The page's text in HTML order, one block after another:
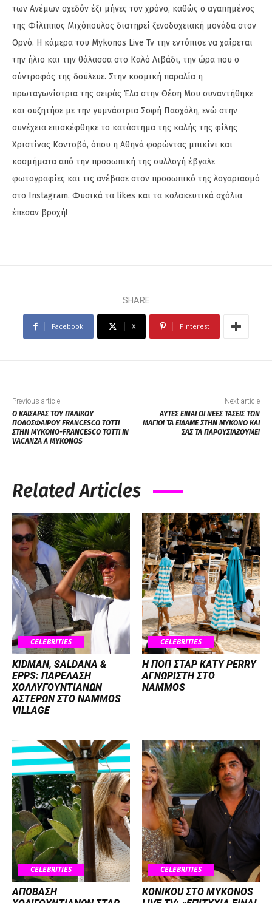
των Ανέμων σχεδόν έξι μήνες τον χρόνο, καθώς ο αγαπημένος
της Φίλιππος Μιχόπουλος διατηρεί ξενοδοχειακή μονάδα στον
Ορνό. Η κάμερα του Mykonos Live Tv την εντόπισε να χαίρεται
την ήλιο και την θάλασσα στο Καλό Λιβάδι, την ώρα που ο
σύντροφός της δούλευε. Στην κοσμική παραλία η
πρωταγωνίστρια της σειράς Έλα στην Θέση Μου συναντήθηκε
και συζητήσε με την γυμνάστρια Σοφή Πασχάλη, ενώ στην
συνέχεια επισκέφθηκε το κατάστημα της καλής της φίλης
Χριστίνας Κοντοβά, όπου η Αθηνά φορώντας μπικίνι και
κοσμήματα από την προσωπική της συλλογή έβγαλε
φωτογραφίες και τις ανέβασε στον προσωπικό της λογαριασμό
στο Instagram. Φυσικά τα likes και τα κολακευτικά σχόλια
έπεσαν βροχή!
SHARE
Facebook X Pinterest
Previous article
Ο ΚΑΙΣΑΡΑΣ ΤΟΥ ΙΤΑΛΙΚΟΥ
ΠΟΔΟΣΦΑΙΡΟΥ FRANCESCO TOTTI
ΣΤΗΝ ΜΥΚΟΝΟ-FRANCESCO TOTTI IN
VACANZA A MYKONOS
Next article
ΑΥΤΕΣ ΕΙΝΑΙ ΟΙ ΝΕΕΣ ΤΑΣΕΙΣ ΤΩΝ
ΜΑΓΙΩ! ΤΑ ΕΙΔΑΜΕ ΣΤΗΝ ΜΥΚΟΝΟ ΚΑΙ
ΣΑΣ ΤΑ ΠΑΡΟΥΣΙΑΖΟΥΜΕ!
Related Articles
CELEBRITIES
KIDMAN, SALDANA &
EPPS: ΠΑΡΕΛΑΣΗ
ΧΟΛΛΥΓΟΥΝΤΙΑΝΩΝ
ΑΣΤΕΡΩΝ ΣΤΟ NAMMOS
VILLAGE
CELEBRITIES
H ΠΟΠ ΣΤΑΡ KATY PERRY
ΑΓΝΩΡΙΣΤΗ ΣΤΟ
NAMMOS
CELEBRITIES
ΑΠΟΒΑΣΗ
CELEBRITIES
KONIKOU ΣΤΟ MYKONOS